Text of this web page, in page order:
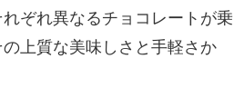
ぞれ異なるチョコレートが乗
上質な美味しさと手軽さか